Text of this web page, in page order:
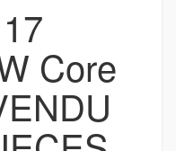
Core